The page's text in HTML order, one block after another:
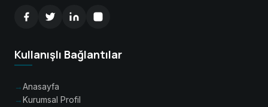
Kullanışlı Bağlantılar
Anasayfa
Kurumsal Profil